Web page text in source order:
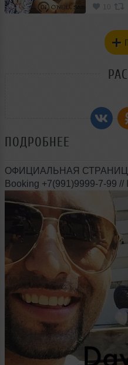
ПОДРОБНЕЕ
ОФИЦИАЛЬНАЯ
Booking +7(991)9999-7-99 //